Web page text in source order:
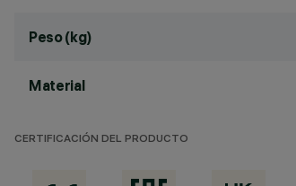
Peso (kg)
Material
CERTIFICACIÓN DEL PRODUCTO